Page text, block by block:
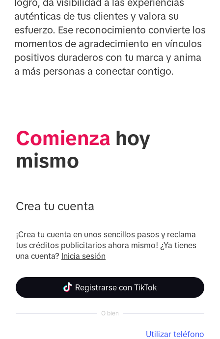
logro, da visibilidad a las experiencias
auténticas de tus clientes y valora su
esfuerzo. Ese reconocimiento convierte los
momentos de agradecimiento en vínculos
positivos duraderos con tu marca y anima
a más personas a conectar contigo.
Comienza hoy
mismo
Crea tu cuenta
¡Crea tu cuenta en unos sencillos pasos y reclama
tus créditos publicitarios ahora mismo! ¿Ya tienes
una cuenta? Inicia sesión
Registrarse con TikTok
O bien
Utilizar teléfono